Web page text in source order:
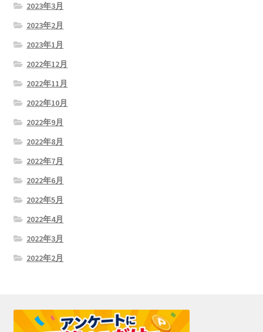
2023年3月
2023年2月
2023年1月
2022年12月
2022年11月
2022年10月
2022年9月
2022年8月
2022年7月
2022年6月
2022年5月
2022年4月
2022年3月
2022年2月